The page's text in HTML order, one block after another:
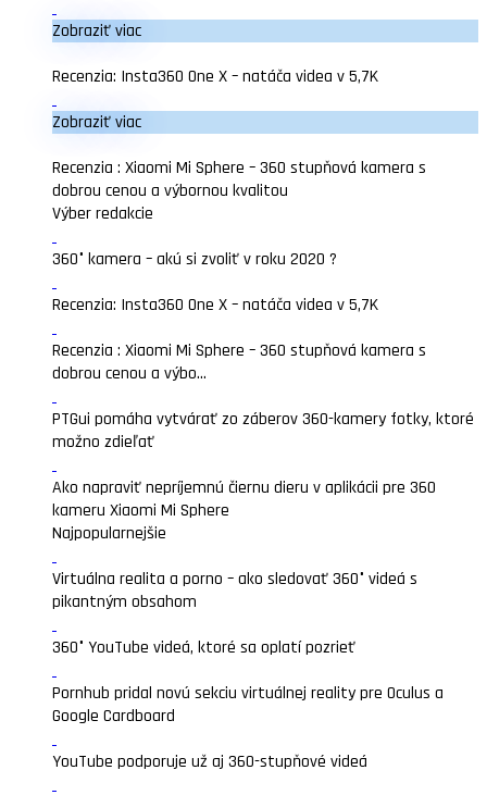
Zobraziť viac
Recenzia: Insta360 One X – natáča videa v 5,7K
Zobraziť viac
Recenzia : Xiaomi Mi Sphere – 360 stupňová kamera s
dobrou cenou a výbornou kvalitou
Výber redakcie
360° kamera – akú si zvoliť v roku 2020 ?
Recenzia: Insta360 One X – natáča videa v 5,7K
Recenzia : Xiaomi Mi Sphere – 360 stupňová kamera s
dobrou cenou a výbo...
PTGui pomáha vytvárať zo záberov 360-kamery fotky, ktoré
možno zdieľať
Ako napraviť nepríjemnú čiernu dieru v aplikácii pre 360
kameru Xiaomi Mi Sphere
Najpopularnejšie
Virtuálna realita a porno – ako sledovať 360° videá s
pikantným obsahom
360° YouTube videá, ktoré sa oplatí pozrieť
Pornhub pridal novú sekciu virtuálnej reality pre Oculus a
Google Cardboard
YouTube podporuje už aj 360-stupňové videá